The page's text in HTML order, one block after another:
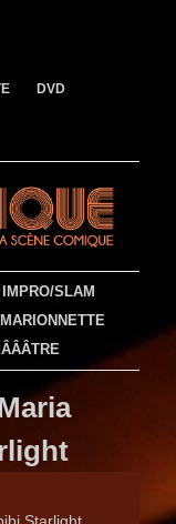
DVD
IMPRO/SLAM
MARIONNETTE